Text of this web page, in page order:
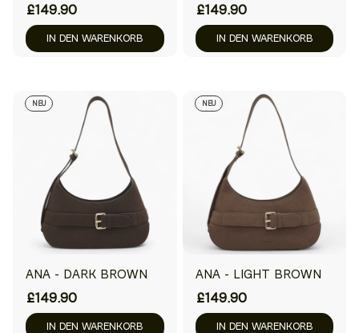
£149.90
IN DEN WARENKORB
£149.90
IN DEN WARENKORB
NEU
ANA - DARK BROWN
£149.90
IN DEN WARENKORB
NEU
ANA - LIGHT BROWN
£149.90
IN DEN WARENKORB